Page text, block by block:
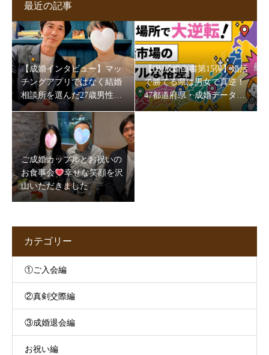
最近の記事
【成婚インタビュー】マッ
チングアプリではなく結婚
相談所を選んだ27歳男性。
5か月半で成婚できた理由
とは
【IBJ成婚白書第15弾】婚活
で勝てる県は男女で真逆！
47都道府県・成婚データが
映す“地域の素顔”
ご成婚カップルとお祝いの
お食事会
幸せな笑顔を沢
山いただきました
カテゴリー
①ご入会編
②真剣交際編
③成婚退会編
お祝い編